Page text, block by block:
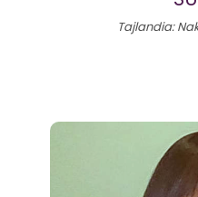
Tajlandia: